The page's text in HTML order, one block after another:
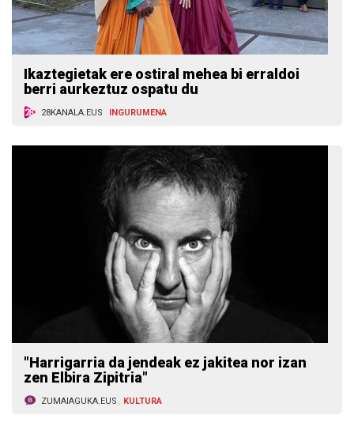
Ikaztegietak ere ostiral mehea bi erraldoi
berri aurkeztuz ospatu du
28KANALA.EUS INGURUMENA
"Harrigarria da jendeak ez jakitea nor izan
zen Elbira Zipitria"
ZUMAIAGUKA.EUS KULTURA